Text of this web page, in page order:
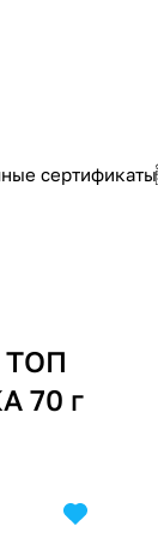
сертификаты
ТОП
70 г